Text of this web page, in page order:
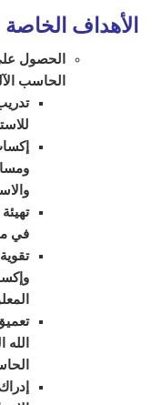
الأهداف
الحصول
الحاسب
في